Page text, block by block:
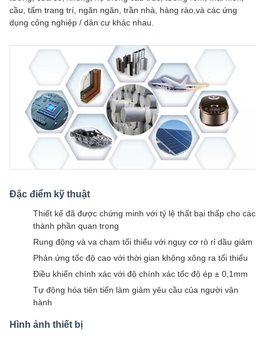
cầu, tấm trang trí, ngăn ngăn, trần nhà, hàng rào,và các ứng
dụng công nghiệp / dân cư khác nhau.
Đặc điểm kỹ thuật
Thiết kế đã được chứng minh với tỷ lệ thất bại thấp cho các
thành phần quan trọng
Rung động và va chạm tối thiểu với nguy cơ rò rỉ dầu giảm
Phản ứng tốc độ cao với thời gian không xông ra tối thiểu
Điều khiển chính xác với độ chính xác tốc độ ép ± 0,1mm
Tự động hóa tiên tiến làm giảm yêu cầu của người vận
hành
Hình ảnh thiết bị